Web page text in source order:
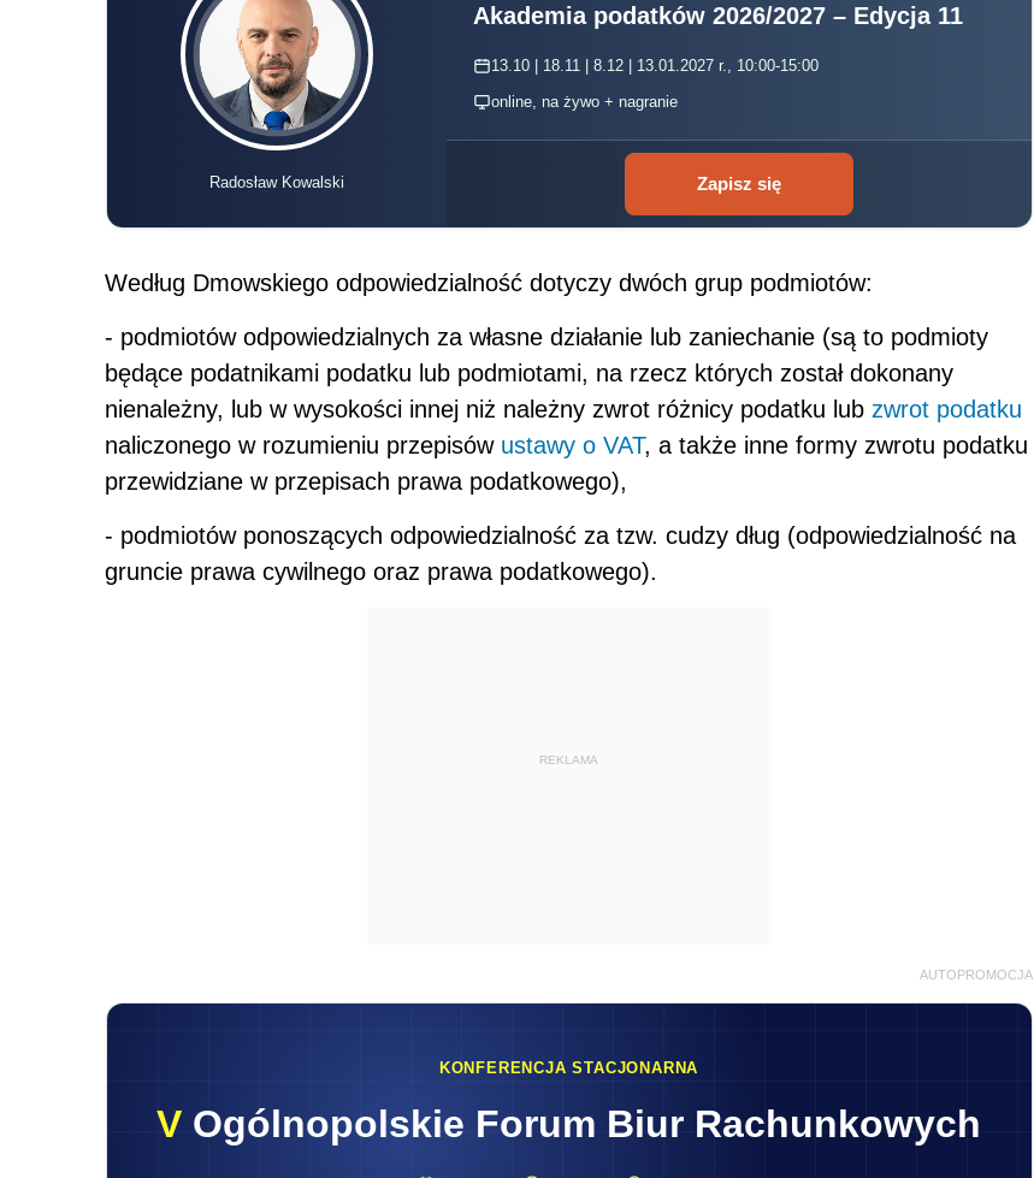
Radosław Kowalski
Akademia podatków 2026/2027 – Edycja 11
13.10 | 18.11 | 8.12 | 13.01.2027 r., 10:00-15:00
online, na żywo + nagranie
Zapisz się
Według Dmowskiego odpowiedzialność dotyczy dwóch grup podmiotów:
- podmiotów odpowiedzialnych za własne działanie lub zaniechanie (są to podmioty
będące podatnikami podatku lub podmiotami, na rzecz których został dokonany
nienależny, lub w wysokości innej niż należny zwrot różnicy podatku lub zwrot podatku
naliczonego w rozumieniu przepisów ustawy o VAT, a także inne formy zwrotu podatku
przewidziane w przepisach prawa podatkowego),
- podmiotów ponoszących odpowiedzialność za tzw. cudzy dług (odpowiedzialność na
gruncie prawa cywilnego oraz prawa podatkowego).
REKLAMA
AUTOPROMOCJA
KONFERENCJA STACJONARNA
V Ogólnopolskie Forum Biur Rachunkowych